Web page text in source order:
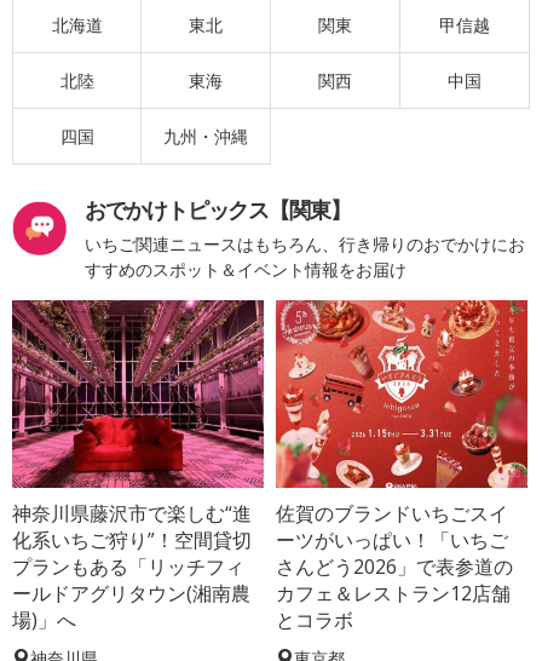
北海道 東北 関東 甲信越
北陸 東海 関西 中国
四国 九州・沖縄
おでかけトピックス【関東】
いちご関連ニュースはもちろん、行き帰りのおでかけにお
すすめのスポット＆イベント情報をお届け
神奈川県藤沢市で楽しむ“進
化系いちご狩り”！空間貸切
プランもある「リッチフィ
ールドアグリタウン(湘南農
場)」へ
佐賀のブランドいちごスイ
ーツがいっぱい！「いちご
さんどう2026」で表参道の
カフェ＆レストラン12店舗
とコラボ